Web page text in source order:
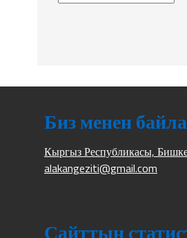
Биз менен
Кыргыз Республикасы,
alakangeziti@gmail.com